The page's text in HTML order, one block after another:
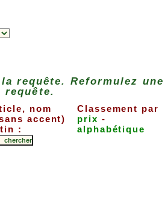
requête. Reformulez une
requête.
nom
accent)
:
Classement par
prix -
alphabétique